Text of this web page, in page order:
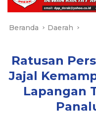
Beranda Daerah
Ratusan
Jajal
Lapangan